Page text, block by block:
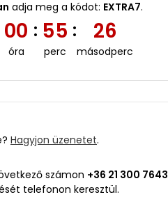
adja meg a kódot: EXTRA7.
00
óra
: 55
perc
: 25
másodperc
Hagyjon üzenetet.
számon +36 21 300 7643
telefonon keresztül.